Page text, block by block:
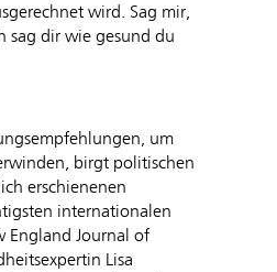
wird. Sag mir,
sag dir wie gesund du
um
birgt politischen
erschienenen
internationalen
England Journal of
Lisa